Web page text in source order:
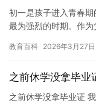
初一是孩子进入青春
最为强烈的时期。作
教育百科 2026年3月27日
之前休学没拿毕业
之前休学没拿毕业证